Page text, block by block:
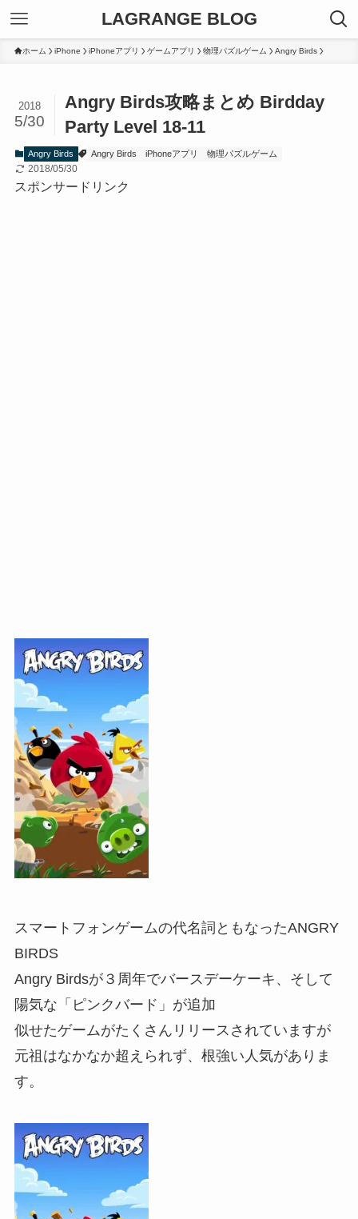
LAGRANGE BLOG
ホーム iPhone iPhoneアプリ ゲームアプリ 物理パズルゲーム Angry Birds
Angry Birds攻略まとめ Birdday
Party Level 18-11
2018
5/30
Angry Birds Angry Birds iPhoneアプリ 物理パズルゲーム
2018/05/30
スポンサードリンク
スマートフォンゲームの代名詞ともなったANGRY
BIRDS
Angry Birdsが３周年でバースデーケーキ、そして
陽気な「ピンクバード」が追加
似せたゲームがたくさんリリースされていますが
元祖はなかなか超えられず、根強い人気がありま
す。